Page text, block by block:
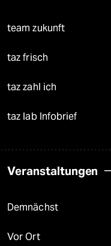
team zukunft
taz frisch
taz zahl ich
taz lab Infobrief
Veranstaltungen
Demnächst
Vor Ort